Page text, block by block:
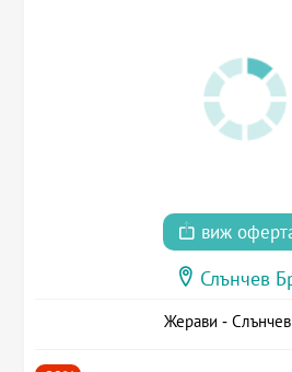
виж
Слънчев
Жерави - Слънчев